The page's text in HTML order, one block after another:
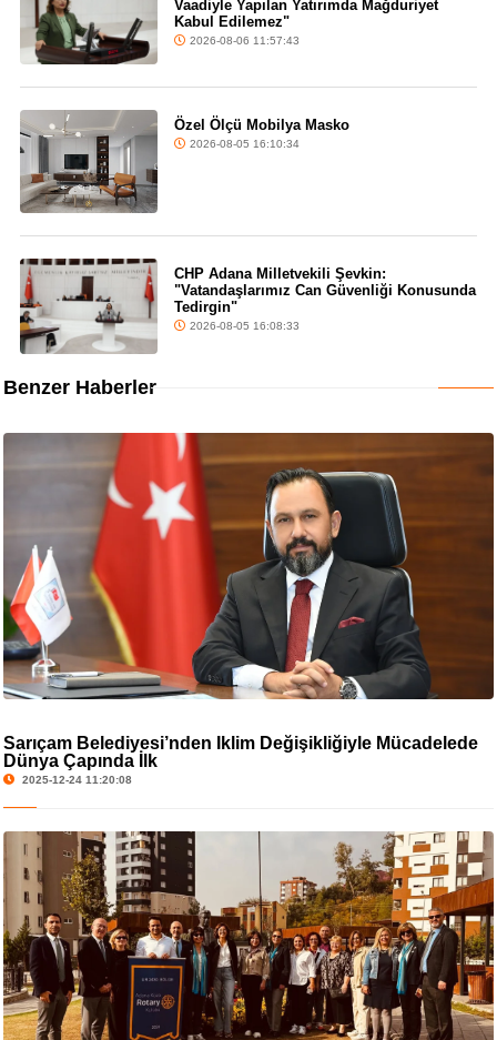
Vaadiyle Yapılan Yatırımda Mağduriyet
Kabul Edilemez"
2026-08-06 11:57:43
Özel Ölçü Mobilya Masko
2026-08-05 16:10:34
CHP Adana Milletvekili Şevkin:
"Vatandaşlarımız Can Güvenliği Konusunda
Tedirgin"
2026-08-05 16:08:33
Benzer Haberler
Sarıçam Belediyesi’nden İklim Değişikliğiyle Mücadelede
Dünya Çapında İlk
2025-12-24 11:20:08